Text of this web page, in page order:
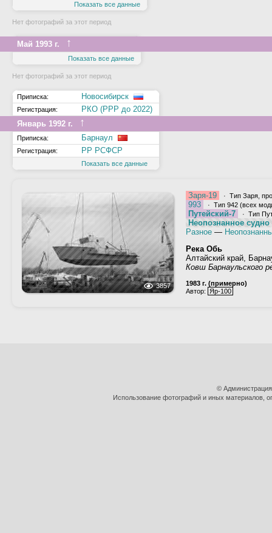
Показать все данные
Нет фотографий за этот период
Май 1993 г. ↑
Показать все данные
Нет фотографий за этот период
Приписка: Новосибирск
Регистрация:
РКО (РРР до 2022)
Январь 1992 г.
↑
Приписка: Барнаул
Регистрация: РР РСФСР
Показать все данные
3857
Заря-19 · Тип Заря,
993 · Тип 942 (всех
Путейский-7 · Тип
Неопознанное судно
Разное —
Река Обь
Алтайский край,
Ковш Барнаульского
1983 г. (примерно)
Автор: Яр-100
©
Использование фотографий и иных материалов,